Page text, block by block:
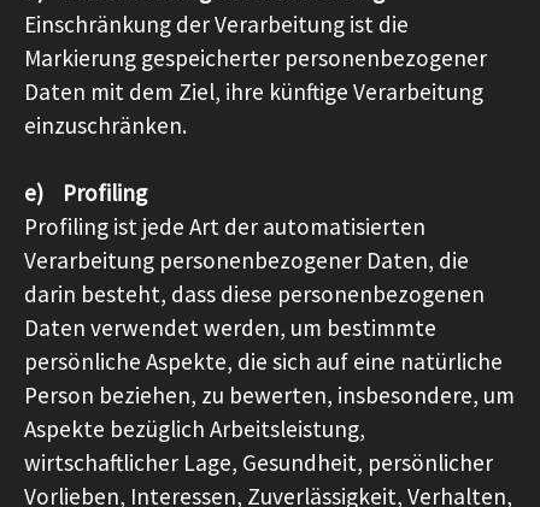
Einschränkung der Verarbeitung ist die
Markierung gespeicherter personenbezogener
Daten mit dem Ziel, ihre künftige Verarbeitung
einzuschränken.
e) Profiling
Profiling ist jede Art der automatisierten
Verarbeitung personenbezogener Daten, die
darin besteht, dass diese personenbezogenen
Daten verwendet werden, um bestimmte
persönliche Aspekte, die sich auf eine natürliche
Person beziehen, zu bewerten, insbesondere, um
Aspekte bezüglich Arbeitsleistung,
wirtschaftlicher Lage, Gesundheit, persönlicher
Vorlieben, Interessen, Zuverlässigkeit, Verhalten,